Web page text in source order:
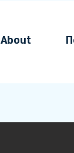
About